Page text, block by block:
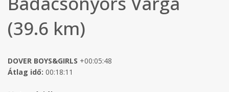
(39.6 km)
DOVER BOYS&GIRLS +00:05:48
Átlag idő: 00:18:11